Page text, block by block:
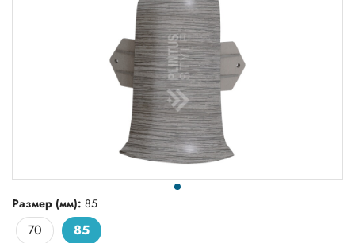
Размер (мм): 85
70 85